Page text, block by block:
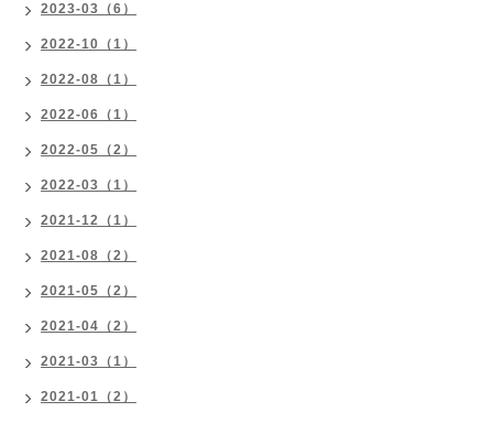
2023-03（6）
2022-10（1）
2022-08（1）
2022-06（1）
2022-05（2）
2022-03（1）
2021-12（1）
2021-08（2）
2021-05（2）
2021-04（2）
2021-03（1）
2021-01（2）